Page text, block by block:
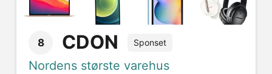
8 CDON Sponset
Nordens største varehus